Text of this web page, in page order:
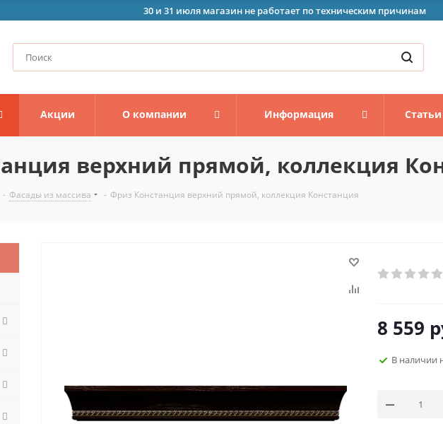
30 и 31 июля магазин не работает по техническим причинам
Акции О компании Информация Статьи
верхний прямой, коллекция
- Фасады из массива - Фриз Констанция верхний прямой, коллекция Констанция
8 559
В наличии